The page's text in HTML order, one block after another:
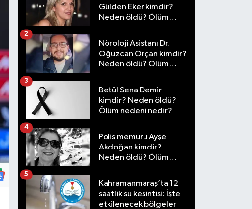
Gülden Eker kimdir?
Neden öldü? Ölüm
Nöroloji Asistanı Dr.
Oğuzcan Orçan kimdir?
Neden öldü? Ölüm
2
Betül Sena Demir
kimdir? Neden öldü?
Ölüm nedeni nedir?
3
Polis memuru Ayşe
Akdoğan kimdir?
Neden öldü? Ölüm
4
Kahramanmaraş’ta 12
saatlik su kesintisi: İşte
etkilenecek bölgeler
5